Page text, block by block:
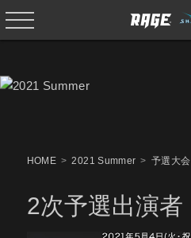
HOME 2021 Summer 予選大会
2次予選出演者